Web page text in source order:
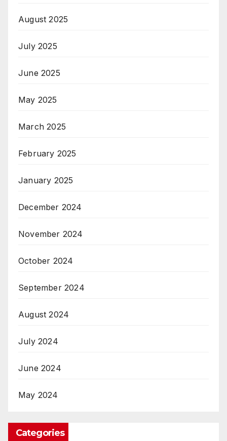
August 2025
July 2025
June 2025
May 2025
March 2025
February 2025
January 2025
December 2024
November 2024
October 2024
September 2024
August 2024
July 2024
June 2024
May 2024
Categories